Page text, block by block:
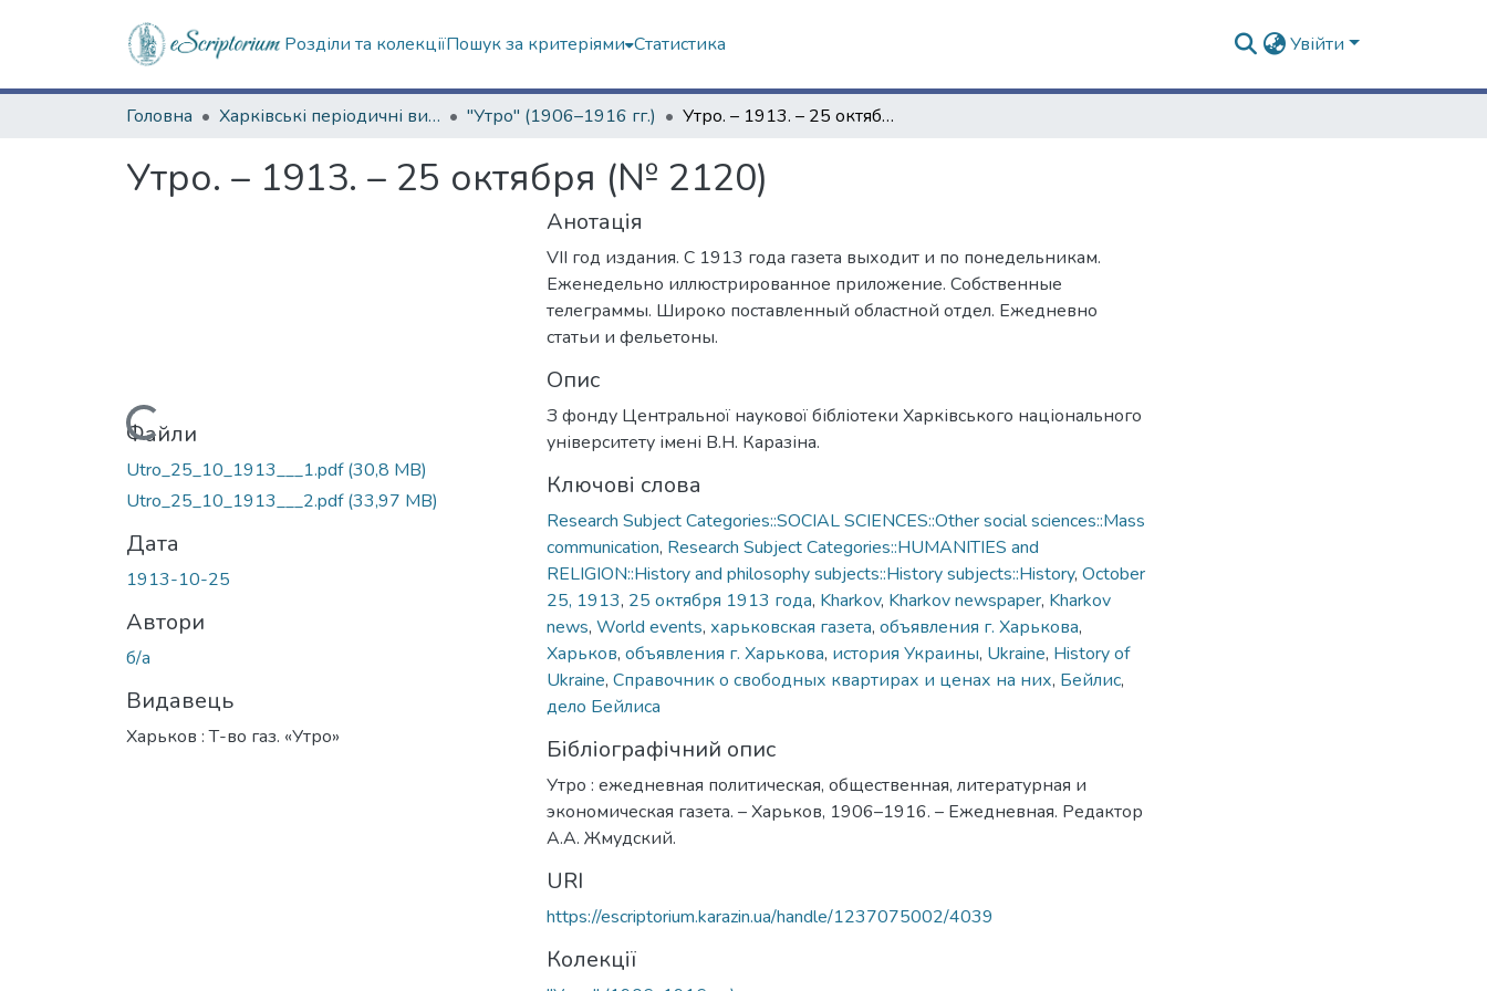
Розділи та колекціїПошук за критеріями Статистика Увійти
Головна Харківські періодичні видання "Утро" (1906–1916 гг.) Утро. – 1913. – 25 октября (№ 2120)
Утро. – 1913. – 25 октября (№ 2120)
Вантажиться...
Файли
Utro_25_10_1913___1.pdf(30,8 MB)
Utro_25_10_1913___2.pdf(33,97 MB)
Дата
1913-10-25
Автори
б/а
Видавець
Харьков : Т-во газ. «Утро»
Анотація
VII год издания. С 1913 года газета выходит и по понедельникам.
Еженедельно иллюстрированное приложение. Собственные
телеграммы. Широко поставленный областной отдел. Ежедневно
статьи и фельетоны.
Опис
З фонду Центральної наукової бібліотеки Харківського національного
університету імені В.Н. Каразіна.
Ключові слова
Research Subject Categories::SOCIAL SCIENCES::Other social sciences::Mass
communication, Research Subject Categories::HUMANITIES and
RELIGION::History and philosophy subjects::History subjects::History, October
25, 1913, 25 октября 1913 года, Kharkov, Kharkov newspaper, Kharkov
news, World events, харьковская газета, объявления г. Харькова,
Харьков, объявления г. Харькова, история Украины, Ukraine, History of
Ukraine, Справочник о свободных квартирах и ценах на них, Бейлис,
дело Бейлиса
Бібліографічний опис
Утро : ежедневная политическая, общественная, литературная и
экономическая газета. – Харьков, 1906–1916. – Ежедневная. Редактор
А.А. Жмудский.
URI
https://escriptorium.karazin.ua/handle/1237075002/4039
Колекції